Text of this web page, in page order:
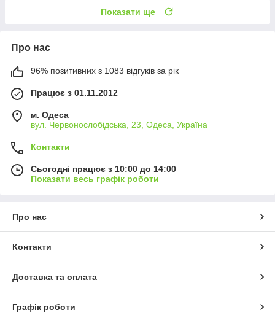
Показати ще
Про нас
96% позитивних з 1083 відгуків за рік
Працює з 01.11.2012
м. Одеса
вул. Червонослобідська, 23, Одеса, Україна
Контакти
Сьогодні працює з 10:00 до 14:00
Показати весь графік роботи
Про нас
Контакти
Доставка та оплата
Графік роботи